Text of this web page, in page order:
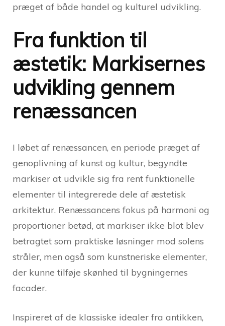
præget af både handel og kulturel udvikling.
Fra funktion til
æstetik: Markisernes
udvikling gennem
renæssancen
I løbet af renæssancen, en periode præget af
genoplivning af kunst og kultur, begyndte
markiser at udvikle sig fra rent funktionelle
elementer til integrerede dele af æstetisk
arkitektur. Renæssancens fokus på harmoni og
proportioner betød, at markiser ikke blot blev
betragtet som praktiske løsninger mod solens
stråler, men også som kunstneriske elementer,
der kunne tilføje skønhed til bygningernes
facader.
Inspireret af de klassiske idealer fra antikken,